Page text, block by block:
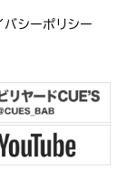
バシーポリシー